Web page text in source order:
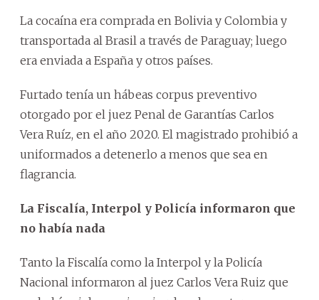
La cocaína era comprada en Bolivia y Colombia y
transportada al Brasil a través de Paraguay; luego
era enviada a España y otros países.
Furtado tenía un hábeas corpus preventivo
otorgado por el juez Penal de Garantías Carlos
Vera Ruíz, en el año 2020. El magistrado prohibió a
uniformados a detenerlo a menos que sea en
flagrancia.
La Fiscalía, Interpol y Policía informaron que
no había nada
Tanto la Fiscalía como la Interpol y la Policía
Nacional informaron al juez Carlos Vera Ruiz que